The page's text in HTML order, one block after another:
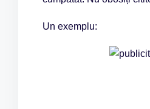
Un exemplu: